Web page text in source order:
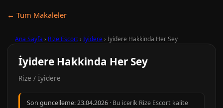
← Tum Makaleler
Ana Sayfa › Rize Escort› İyidere› İyidere Hakkinda Her Sey
İyidere Hakkinda Her Sey
Rize / İyidere
Son guncelleme:23.04.2026 · Bu icerik Rize Escort kalite